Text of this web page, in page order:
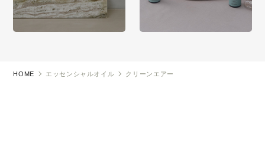
HOME エッセンシャルオイル クリーンエアー